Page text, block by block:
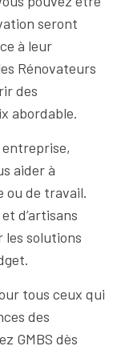
seront
à leur
Rénovateurs
des
abordable.
aider à
ou de travail.
d’artisans
les solutions
tous ceux qui
des
GMBS dès